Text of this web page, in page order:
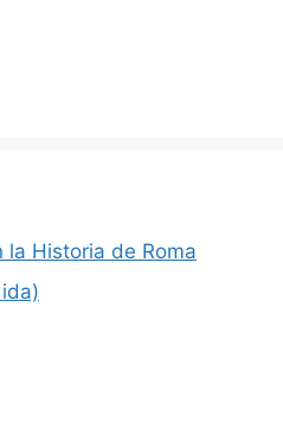
la Historia de Roma